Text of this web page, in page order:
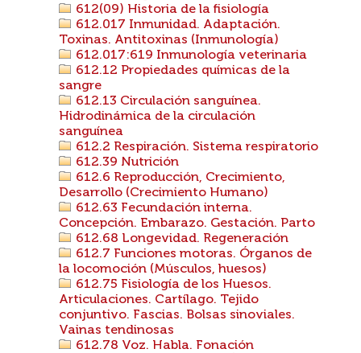
612(09) Historia de la fisiología
612.017 Inmunidad. Adaptación.
Toxinas. Antitoxinas (Inmunología)
612.017:619 Inmunología veterinaria
612.12 Propiedades químicas de la
sangre
612.13 Circulación sanguínea.
Hidrodinámica de la circulación
sanguínea
612.2 Respiración. Sistema respiratorio
612.39 Nutrición
612.6 Reproducción, Crecimiento,
Desarrollo (Crecimiento Humano)
612.63 Fecundación interna.
Concepción. Embarazo. Gestación. Parto
612.68 Longevidad. Regeneración
612.7 Funciones motoras. Órganos de
la locomoción (Músculos, huesos)
612.75 Fisiología de los Huesos.
Articulaciones. Cartílago. Tejido
conjuntivo. Fascias. Bolsas sinoviales.
Vainas tendinosas
612.78 Voz. Habla. Fonación